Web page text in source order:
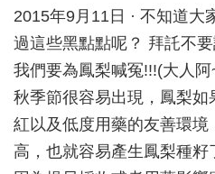
2015年9月11日 · 不知道大
過這些黑點點呢？ 拜託不
我們要為鳳梨喊冤!!!(大人
秋季節很容易出現，鳳梨
紅以及低度用藥的友善環境
高，也就容易產生鳳梨種籽